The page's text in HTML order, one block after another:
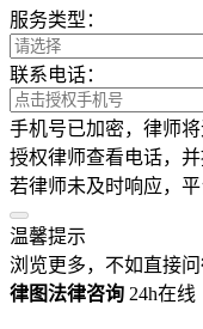
服务类型：
联系电话：
手机号已加密，律师
授权律师查看电话，
若律师未及时响应，
温馨提示
浏览更多，不如直接
律图法律咨询 24h在线